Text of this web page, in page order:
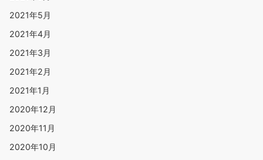
2021年5月
2021年4月
2021年3月
2021年2月
2021年1月
2020年12月
2020年11月
2020年10月